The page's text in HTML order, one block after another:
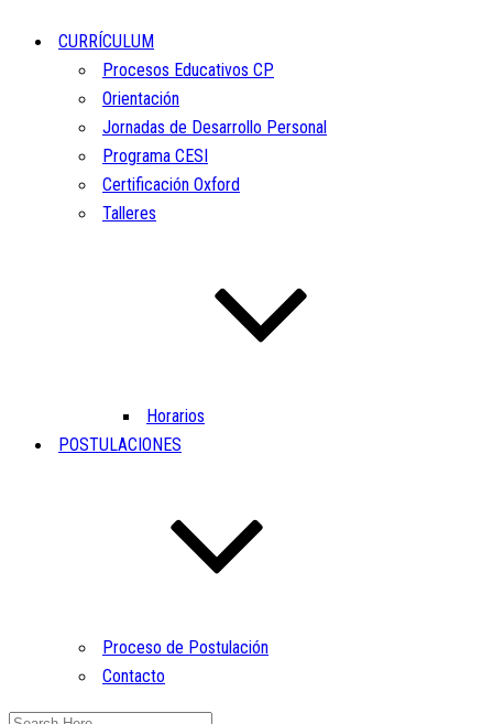
CURRÍCULUM
Procesos Educativos CP
Orientación
Jornadas de Desarrollo Personal
Programa CESI
Certificación Oxford
Talleres
Horarios
POSTULACIONES
Proceso de Postulación
Contacto